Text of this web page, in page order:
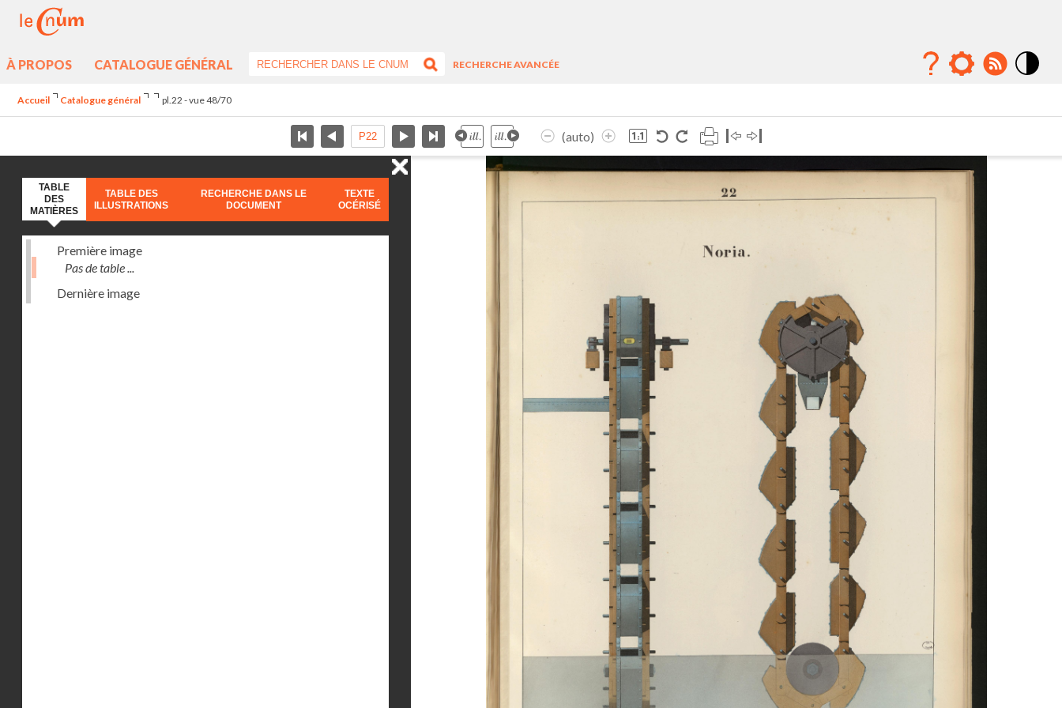
À PROPOS CATALOGUE GÉNÉRAL
RECHERCHE AVANCÉE
Accueil Catalogue général pl.22 - vue 48/70
(auto)
TABLE
DES
MATIÈRES
TABLE DES
ILLUSTRATIONS
RECHERCHE DANS LE
DOCUMENT
TEXTE
OCÉRISÉ
Première image
Pas de table ...
Dernière image